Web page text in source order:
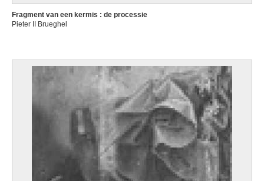
Fragment van een kermis : de processie
Pieter II Brueghel